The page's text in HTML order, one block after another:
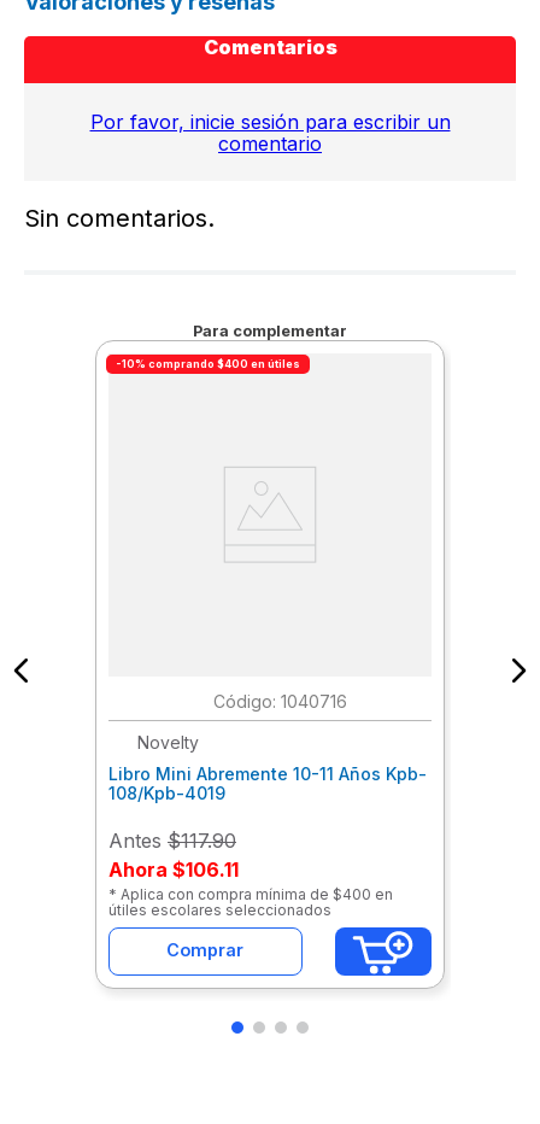
Comentarios
Por favor, inicie sesión para escribir un
comentario
Sin comentarios.
Para complementar
-10% comprando $400 en útiles
: 1040716
Novelty
Libro Mini Abremente 10-11 Años Kpb-
108/Kpb-4019
Antes $117.90
Ahora $106.11
* Aplica con compra mínima de $400 en
útiles escolares seleccionados
Comprar